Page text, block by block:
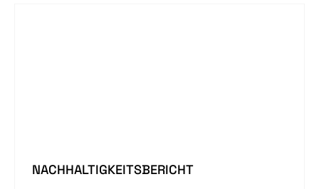
NACHHALTIGKEITSBERICHT